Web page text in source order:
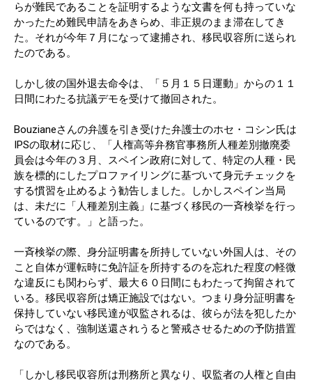
らが難民であることを証明するような文書を何も持っていな
かったため難民申請をあきらめ、非正規のまま滞在してき
た。それが今年７月になって逮捕され、移民収容所に送られ
たのである。
しかし彼の国外退去命令は、「５月１５日運動」からの１１
日間にわたる抗議デモを受けて撤回された。
Bouzianeさんの弁護を引き受けた弁護士のホセ・コシン氏は
IPSの取材に応じ、「人権高等弁務官事務所人種差別撤廃委
員会は今年の３月、スペイン政府に対して、特定の人種・民
族を標的にしたプロファイリングに基づいて身元チェックを
する慣習を止めるよう勧告しました。しかしスペイン当局
は、未だに「人種差別主義」に基づく移民の一斉検挙を行っ
ているのです。」と語った。
一斉検挙の際、身分証明書を所持していない外国人は、その
こと自体が運転時に免許証を所持するのを忘れた程度の軽微
な違反にも関わらず、最大６０日間にもわたって拘留されて
いる。移民収容所は矯正施設ではない。つまり身分証明書を
保持していない移民達が収監されるは、彼らが法を犯したか
らではなく、強制送還されうると警戒させるための予防措置
なのである。
「しかし移民収容所は刑務所と異なり、収監者の人権と自由